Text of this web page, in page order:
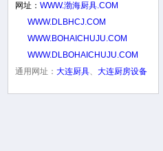
网址： WWW.渤海厨具.COM
WWW.DLBHCJ.COM
WWW.BOHAICHUJU.COM
WWW.DLBOHAICHUJU.COM
通用网址： 大连厨具、 大连厨房设备